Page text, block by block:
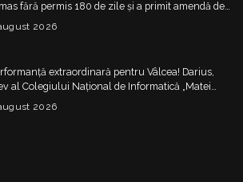
fără permis 180 de zile și a primit amendă de
de lei2026
extraordinară pentru Vâlcea! Darius,
al Colegiului Național de Informatică „Matei
a cucerit argintul la Olimpiada
de Inteligență Artificială
2026